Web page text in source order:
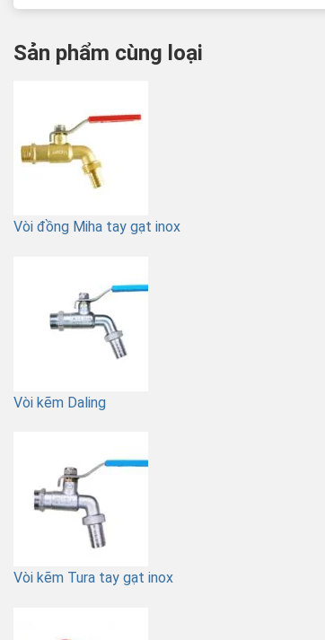
Sản phẩm cùng loại
Vòi đồng Miha tay gạt inox
Vòi kẽm Daling
Vòi kẽm Tura tay gạt inox